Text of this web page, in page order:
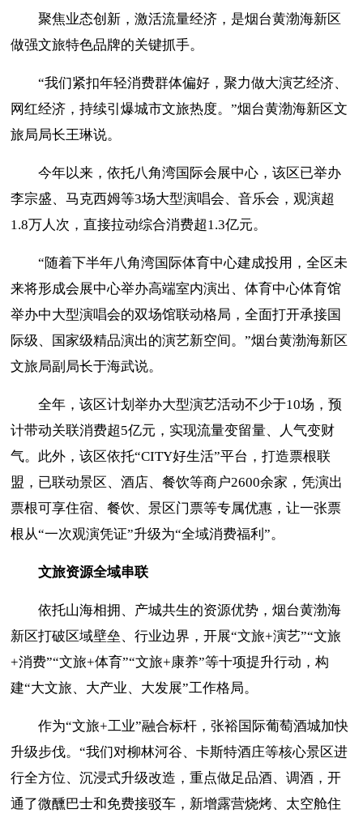
聚焦业态创新，激活流量经济 ，是烟台黄渤海新区
做强文旅特色品牌的关键抓手。
“我们紧扣年轻消费群体偏好，聚力做大演艺经济、
网红经济，持续引爆城市文旅热度。”烟台黄渤海新区文
旅局局长王琳说。
今年以来，依托八角湾国际会展中心，该区已举办
李宗盛、马克西姆等3场大型演唱会、音乐会，观演超
1.8万人次，直接拉动综合消费超1.3亿元。
“随着下半年八角湾国际体育中心建成投用，全区未
来将形成会展中心举办高端室内演出、体育中心体育馆
举办中大型演唱会的双场馆联动格局，全面打开承接国
际级、国家级精品演出的演艺新空间。”烟台黄渤海新区
文旅局副局长于海武说。
全年 ，该区计划举办大型演艺活动不少于10场，预
计带动关联消费超5亿元，实现流量变留量、人气变财
气。 此外，该区依托“CITY好生活”平台，打造票根联
盟， 已联动景区、酒店、餐饮等商户2600余家，凭演出
票根可享住宿、餐饮、景区门票等专属优惠，让一张票
根从“一次观演凭证”升级为“全域消费福利”。
文旅资源全域串联
依托山海相拥、产城共生的资源优势，烟台黄渤海
新区打破区域壁垒、行业边界，开展“文旅+演艺”“文旅
+消费”“文旅+体育”“文旅+康养”等十项提升行动，构
建“大文旅、大产业、大发展”工作格局。
作为“文旅+工业”融合标杆，张裕国际葡萄酒城加快
升级步伐。“我们对柳林河谷、卡斯特酒庄等核心景区进
行全方位、沉浸式升级改造，重点做足品酒、调酒，开
通了微醺巴士和免费接驳车，新增露营烧烤、太空舱住